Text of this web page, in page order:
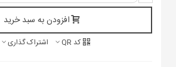
افزودن به سبد خرید
کد QR اشتراک گذاری